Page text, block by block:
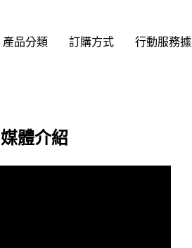
產品分類 訂購方式 行動服務
媒體介紹